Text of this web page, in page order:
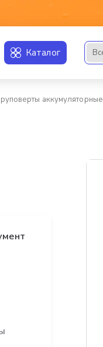
Каталог
аккумуляторные